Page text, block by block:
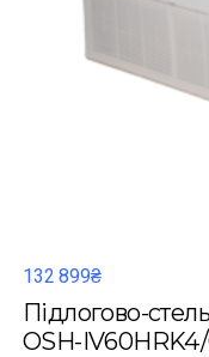
132 899₴
Підлогово-
OSH-